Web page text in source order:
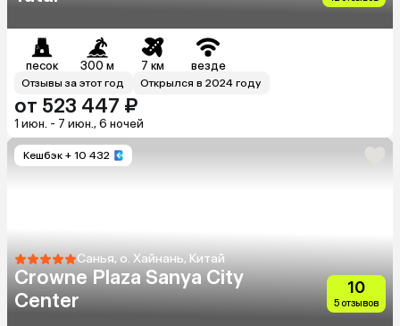
песок 300 м 7 км везде
Отзывы за этот год Открылся в 2024 году
от 523 447 ₽
1 июн. - 7 июн., 6 ночей
Кешбэк + 10 432
Санья, о. Хайнань, Китай
Crowne Plaza Sanya City
Center
10
5 отзывов